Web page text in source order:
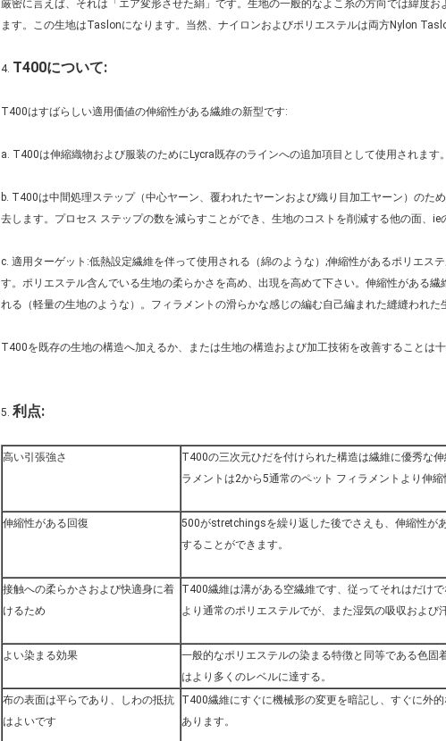
厳密に言えば、それは「エア変形させた絹」です。生地の一般的なよこ糸の方向では緯度
ます。この生地はTaslonになります。当然、ナイロンおよびポリエステルは両方Nylon
4. T400について:
T400はすばらしい適用価値の伸縮性がある繊維の新型です:
a. T400は伸縮織物および服装のためにLycra既存のラインへの追加項目として使用されます。
b. T400は中間処理ステップ（中心ヤーン、覆われたヤーンおよび織り目加工ヤーン）のた
去します。プロセス ステップの数を減らすことができ、生地のコストを削減する他の面、ie
c. 適用ターゲット:低熱設定繊維を伴って使用される（綿のような）;伸縮性があるポリエス
す。ポリエステル含んでいる生地の柔らかさを高め、出現を高めて下さい。伸縮性がある
れる（軽量の生地のような）。フィラメントの滑らかな感じの編む自己編まれた縫縫われた
T400を既存の生地の構造へ加えるか、または生地の構造および加工技術を改善することは
5. 利点:
高い引張強さ
T400の三次元ひだを付けられた構造は繊維に優秀な
ラメントは2から5通常のペット フィラメントより伸縮
伸縮性がある回復
500がstretchingsを繰り返した後でさえも、伸縮性が
することができます。
接触への柔らかさおよび快適身に着
けるため
T400繊維は溝がある空繊維です、従ってそれはだけ
より通常のポリエステルでが、また湿気の吸収および
よい染まる効果
一般的なポリエステルの染まる特徴と同等である色固
はより多くのレベルに達する。
布の表面は平らであり、しわの抵抗
はよいです
T400繊維にすぐに機械形の変更を暗記し、すぐに外
あります。